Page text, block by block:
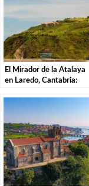
El Mirador de la Atalaya
en Laredo, Cantabria:
la Costa Cántabra